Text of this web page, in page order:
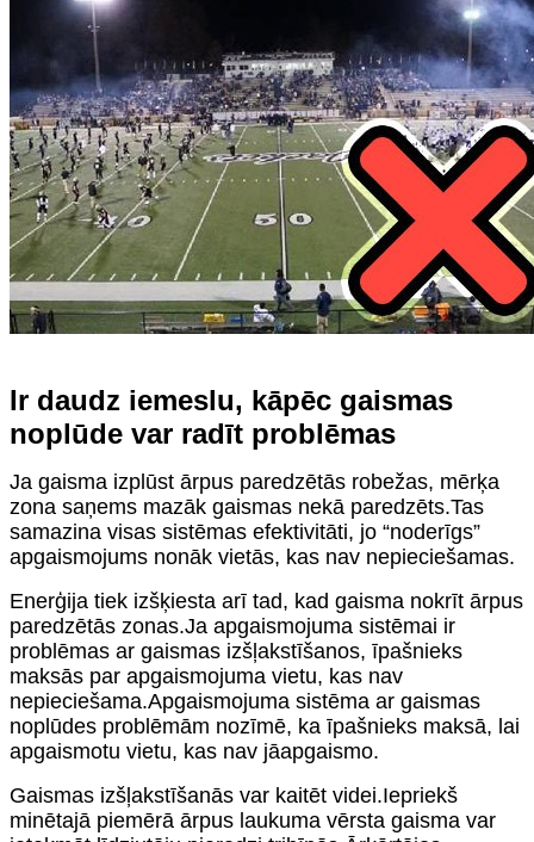
Ir daudz iemeslu, kāpēc gaismas
noplūde var radīt problēmas
Ja gaisma izplūst ārpus paredzētās robežas, mērķa
zona saņems mazāk gaismas nekā paredzēts.Tas
samazina visas sistēmas efektivitāti, jo “noderīgs”
apgaismojums nonāk vietās, kas nav nepieciešamas.
Enerģija tiek izšķiesta arī tad, kad gaisma nokrīt ārpus
paredzētās zonas.Ja apgaismojuma sistēmai ir
problēmas ar gaismas izšļakstīšanos, īpašnieks
maksās par apgaismojuma vietu, kas nav
nepieciešama.Apgaismojuma sistēma ar gaismas
noplūdes problēmām nozīmē, ka īpašnieks maksā, lai
apgaismotu vietu, kas nav jāapgaismo.
Gaismas izšļakstīšanās var kaitēt videi.Iepriekš
minētajā piemērā ārpus laukuma vērsta gaisma var